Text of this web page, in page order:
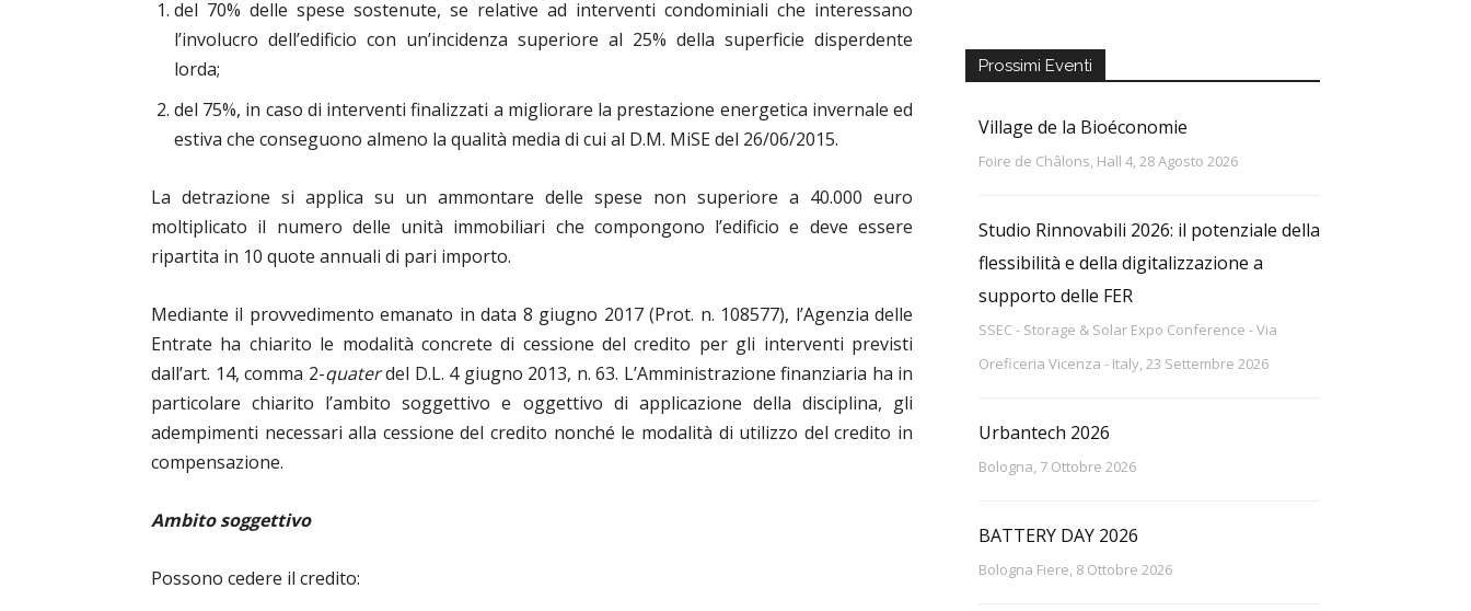
del 70% delle spese sostenute, se relative ad interventi condominiali che interessano
l’involucro dell’edificio con un’incidenza superiore al 25% della superficie disperdente
lorda;
del 75%, in caso di interventi finalizzati a migliorare la prestazione energetica invernale ed
estiva che conseguono almeno la qualità media di cui al D.M. MiSE del 26/06/2015.
La detrazione si applica su un ammontare delle spese non superiore a 40.000 euro
moltiplicato il numero delle unità immobiliari che compongono l’edificio e deve essere
ripartita in 10 quote annuali di pari importo.
Mediante il provvedimento emanato in data 8 giugno 2017 (Prot. n. 108577), l’Agenzia delle
Entrate ha chiarito le modalità concrete di cessione del credito per gli interventi previsti
dall’art. 14, comma 2-quaterdel D.L. 4 giugno 2013, n. 63. L’Amministrazione finanziaria ha in
particolare chiarito l’ambito soggettivo e oggettivo di applicazione della disciplina, gli
adempimenti necessari alla cessione del credito nonché le modalità di utilizzo del credito in
compensazione.
Ambito soggettivo
Possono cedere il credito:
Prossimi Eventi
Village de la Bioéconomie
Foire de Châlons, Hall 4, 28 Agosto 2026
Studio Rinnovabili 2026: il potenziale della
flessibilità e della digitalizzazione a
supporto delle FER
SSEC - Storage & Solar Expo Conference - Via
Oreficeria Vicenza - Italy, 23 Settembre 2026
Urbantech 2026
Bologna, 7 Ottobre 2026
BATTERY DAY 2026
Bologna Fiere, 8 Ottobre 2026